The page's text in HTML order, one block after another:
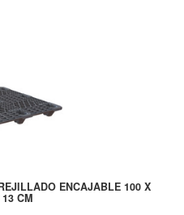
ENCAJABLE 100 X
CM